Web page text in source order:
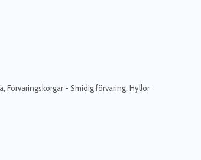
Förvaringskorgar - Smidig förvaring Hyllor